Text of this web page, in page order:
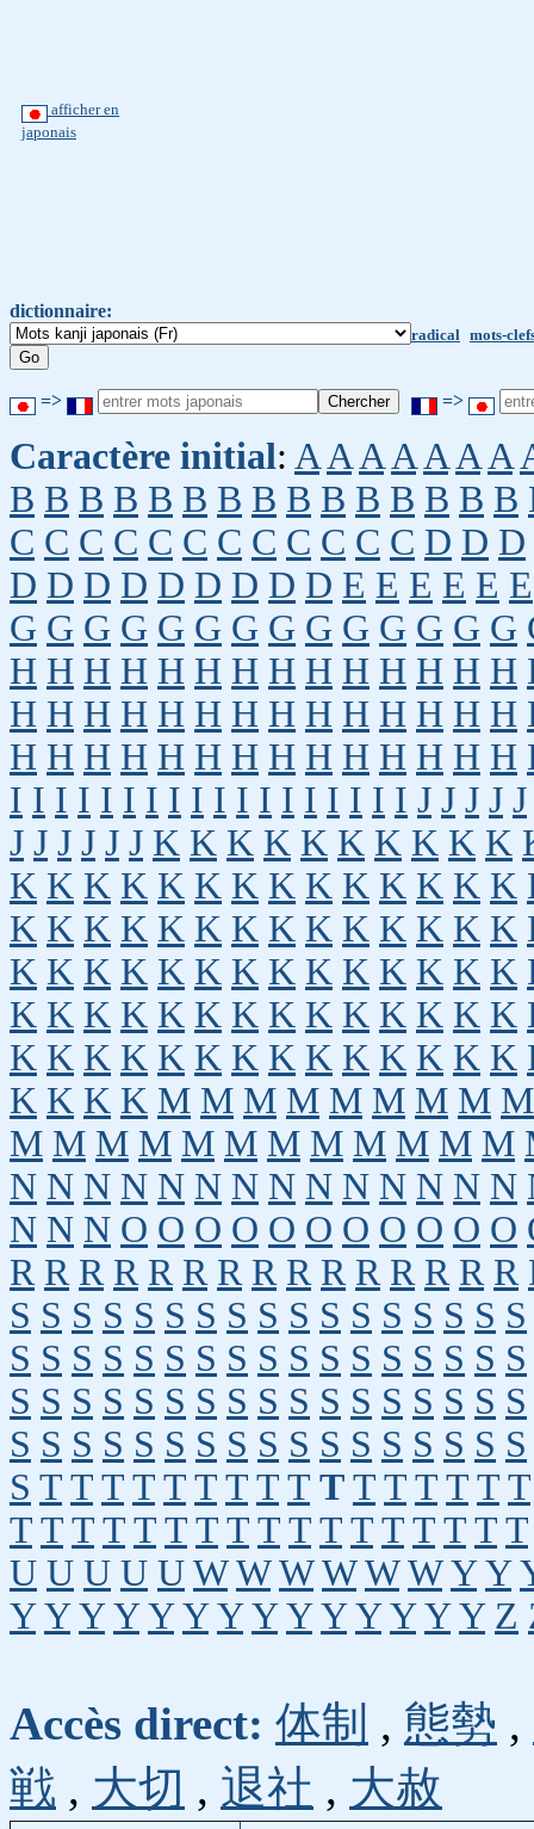
afficher en
japonais
dictionnaire:
radical mots-
=> =>
Caractère initial: A A A A A A A
B B B B B B B B B B B B B B B
C C C C C C C C C C C C D D D
D D D D D D D D D E E E E E E
G G G G G G G G G G G G G G
H H H H H H H H H H H H H H
H H H H H H H H H H H H H H
H H H H H H H H H H H H H H
I I I I I I I I I I I I I I I I I I J J J J J
J J J J J J K K K K K K K K K K
K K K K K K K K K K K K K K
K K K K K K K K K K K K K K
K K K K K K K K K K K K K K
K K K K K K K K K K K K K K
K K K K K K K K K K K K K K
K K K K M M M M M M M M M
M M M M M M M M M M M M
N N N N N N N N N N N N N N
N N N O O O O O O O O O O O
R R R R R R R R R R R R R R R
S S S S S S S S S S S S S S S S S
S S S S S S S S S S S S S S S S S
S S S S S S S S S S S S S S S S S
S S S S S S S S S S S S S S S S S
S T T T T T T T T T T T T T T T T
T T T T T T T T T T T T T T T T T
U U U U U W W W W W W Y Y
Y Y Y Y Y Y Y Y Y Y Y Y Y Y Z
Accès direct: 体制 , 態勢 ,
戦 , 大切 , 退社 , 大赦